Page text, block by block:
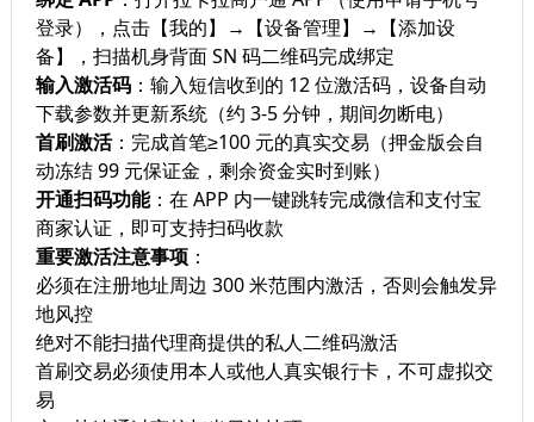
登录），点击【我的】→【设备管理】→【添加设
备】，扫描机身背面 SN 码二维码完成绑定
输入激活码：输入短信收到的 12 位激活码，设备自动
下载参数并更新系统（约 3-5 分钟，期间勿断电）
首刷激活：完成首笔≥100 元的真实交易（押金版会自
动冻结 99 元保证金，剩余资金实时到账）
开通扫码功能：在 APP 内一键跳转完成微信和支付宝
商家认证，即可支持扫码收款
重要激活注意事项：
必须在注册地址周边 300 米范围内激活，否则会触发异
地风控
绝对不能扫描代理商提供的私人二维码激活
首刷交易必须使用本人或他人真实银行卡，不可虚拟交
易